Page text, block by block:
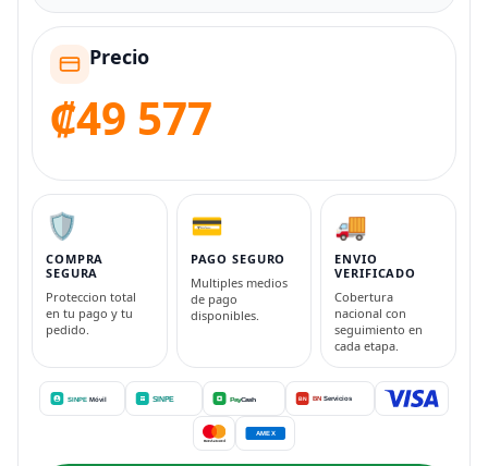
Precio
₡49 577
🛡️
COMPRA
SEGURA
Proteccion total
en tu pago y tu
pedido.
💳
PAGO SEGURO
Multiples medios
de pago
disponibles.
🚚
ENVIO
VERIFICADO
Cobertura
nacional con
seguimiento en
cada etapa.